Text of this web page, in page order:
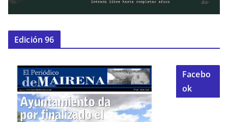
Edición 96
Facebo
ok